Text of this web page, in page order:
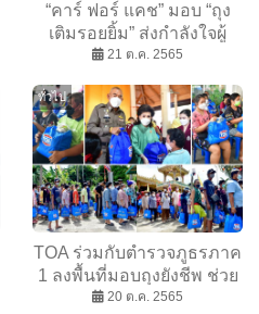
“คาร์ ฟอร์ แคช” มอบ “ถุง
เติมรอยยิ้ม” ส่งกำลังใจผู้
ประสบภัยน้ำท่วมใน 9
21 ต.ค. 2565
ทั่วไป
TOA ร่วมกับตำรวจภูธรภาค
1 ลงพื้นที่มอบถุงยังชีพ ช่วย
น้ำท่วม จ.อ่างทอง
20 ต.ค. 2565